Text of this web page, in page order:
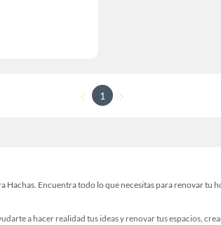
1
Hachas. Encuentra todo lo que necesitas para renovar tu
a hacer realidad tus ideas y renovar tus espacios,